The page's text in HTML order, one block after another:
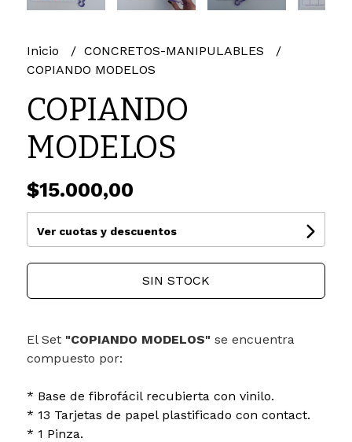
Inicio
CONCRETOS-MANIPULABLES
COPIANDO MODELOS
COPIANDO
MODELOS
$15.000,00
Ver cuotas y descuentos
SIN STOCK
El Set"COPIANDO MODELOS"se encuentra
compuesto por:
* Base de fibrofácil recubierta con vinilo.
* 13 Tarjetas de papel plastificado con contact.
* 1 Pinza.